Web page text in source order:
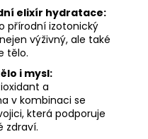
elixír hydratace:
přírodní izotonický
výživný, ale také
tělo.
i mysl:
a
v kombinaci se
která podporuje
zdraví.